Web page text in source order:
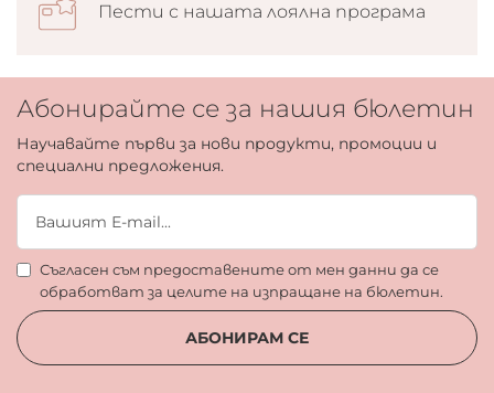
Пести с нашата лоялна програма
Абонирайте се за нашия бюлетин
Научавайте първи за нови продукти, промоции и
специални предложения.
Съгласен съм предоставените от мен данни да се
обработват за целите на изпращане на бюлетин.
АБОНИРАМ СЕ